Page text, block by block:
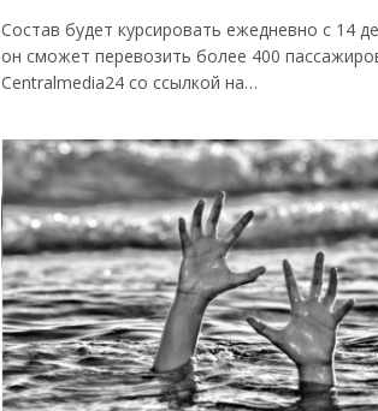
Состав будет курсировать ежедневно с 14
он сможет перевозить более 400
Centralmedia24 со ссылкой на…